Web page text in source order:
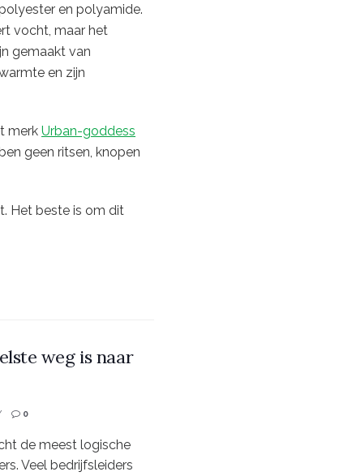
en polyamide.
vocht, maar het
gemaakt van
en zijn
merk Urban-goddess
geen ritsen, knopen
Het beste is om dit
weg is naar
0
de meest logische
Veel bedrijfsleiders